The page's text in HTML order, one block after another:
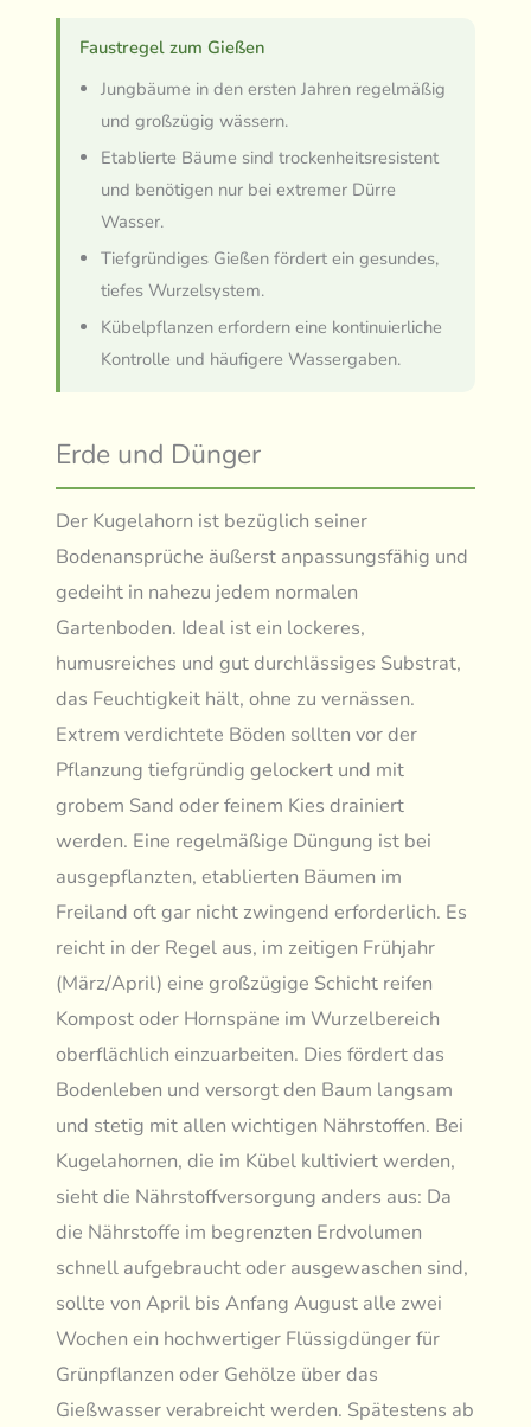
Faustregel zum Gießen
Jungbäume in den ersten Jahren regelmäßig
und großzügig wässern.
Etablierte Bäume sind trockenheitsresistent
und benötigen nur bei extremer Dürre
Wasser.
Tiefgründiges Gießen fördert ein gesundes,
tiefes Wurzelsystem.
Kübelpflanzen erfordern eine kontinuierliche
Kontrolle und häufigere Wassergaben.
Erde und Dünger
Der Kugelahorn ist bezüglich seiner
Bodenansprüche äußerst anpassungsfähig und
gedeiht in nahezu jedem normalen
Gartenboden. Ideal ist ein lockeres,
humusreiches und gut durchlässiges Substrat,
das Feuchtigkeit hält, ohne zu vernässen.
Extrem verdichtete Böden sollten vor der
Pflanzung tiefgründig gelockert und mit
grobem Sand oder feinem Kies drainiert
werden. Eine regelmäßige Düngung ist bei
ausgepflanzten, etablierten Bäumen im
Freiland oft gar nicht zwingend erforderlich. Es
reicht in der Regel aus, im zeitigen Frühjahr
(März/April) eine großzügige Schicht reifen
Kompost oder Hornspäne im Wurzelbereich
oberflächlich einzuarbeiten. Dies fördert das
Bodenleben und versorgt den Baum langsam
und stetig mit allen wichtigen Nährstoffen. Bei
Kugelahornen, die im Kübel kultiviert werden,
sieht die Nährstoffversorgung anders aus: Da
die Nährstoffe im begrenzten Erdvolumen
schnell aufgebraucht oder ausgewaschen sind,
sollte von April bis Anfang August alle zwei
Wochen ein hochwertiger Flüssigdünger für
Grünpflanzen oder Gehölze über das
Gießwasser verabreicht werden. Spätestens ab